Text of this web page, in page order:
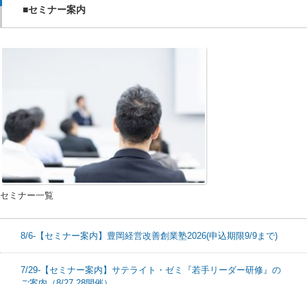
■セミナー案内
セミナー一覧
8/6-【セミナー案内】豊岡経営改善創業塾2026(申込期限9/9まで)
7/29-【セミナー案内】サテライト・ゼミ『若手リーダー研修』の